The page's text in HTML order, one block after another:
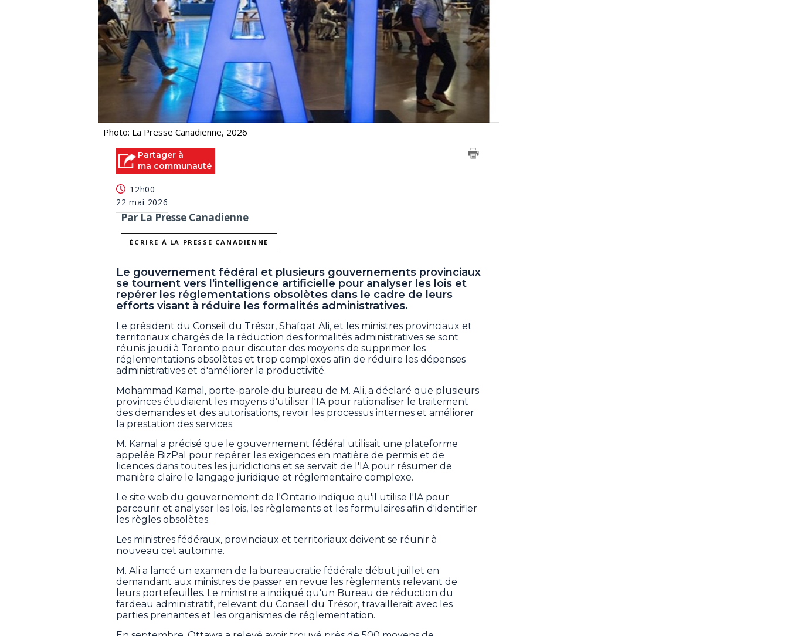
Photo: La Presse Canadienne, 2026
Partager à
ma communauté
12h00
22 mai 2026
Par La Presse Canadienne
ÉCRIRE À LA PRESSE CANADIENNE
Le gouvernement fédéral et plusieurs gouvernements provinciaux
se tournent vers l'intelligence artificielle pour analyser les lois et
repérer les réglementations obsolètes dans le cadre de leurs
efforts visant à réduire les formalités administratives.
Le président du Conseil du Trésor, Shafqat Ali, et les ministres provinciaux et
territoriaux chargés de la réduction des formalités administratives se sont
réunis jeudi à Toronto pour discuter des moyens de supprimer les
réglementations obsolètes et trop complexes afin de réduire les dépenses
administratives et d'améliorer la productivité.
Mohammad Kamal, porte-parole du bureau de M. Ali, a déclaré que plusieurs
provinces étudiaient les moyens d'utiliser l'IA pour rationaliser le traitement
des demandes et des autorisations, revoir les processus internes et améliorer
la prestation des services.
M. Kamal a précisé que le gouvernement fédéral utilisait une plateforme
appelée BizPal pour repérer les exigences en matière de permis et de
licences dans toutes les juridictions et se servait de l'IA pour résumer de
manière claire le langage juridique et réglementaire complexe.
Le site web du gouvernement de l'Ontario indique qu'il utilise l'IA pour
parcourir et analyser les lois, les règlements et les formulaires afin d'identifier
les règles obsolètes.
Les ministres fédéraux, provinciaux et territoriaux doivent se réunir à
nouveau cet automne.
M. Ali a lancé un examen de la bureaucratie fédérale début juillet en
demandant aux ministres de passer en revue les règlements relevant de
leurs portefeuilles. Le ministre a indiqué qu'un Bureau de réduction du
fardeau administratif, relevant du Conseil du Trésor, travaillerait avec les
parties prenantes et les organismes de réglementation.